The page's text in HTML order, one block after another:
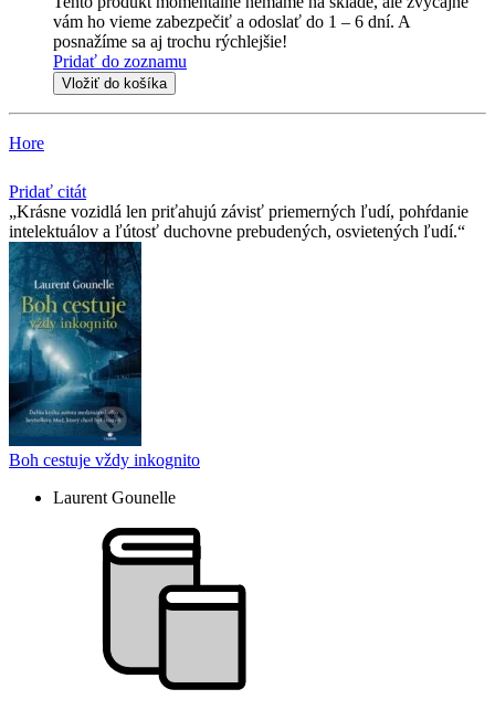
vám ho vieme zabezpečiť a odoslať do 1 – 6 dní. A
posnažíme sa aj trochu rýchlejšie!
Pridať do zoznamu
Vložiť do košíka
Hore
Pridať citát
Krásne vozidlá len priťahujú závisť priemerných ľudí, pohŕdanie
intelektuálov a ľútosť duchovne prebudených, osvietených ľudí.
Boh cestuje vždy inkognito
Laurent Gounelle